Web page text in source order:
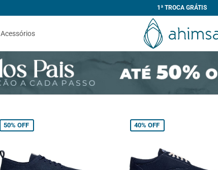
1ª TROCA GRÁTIS
Acessórios
50% OFF 40% OFF